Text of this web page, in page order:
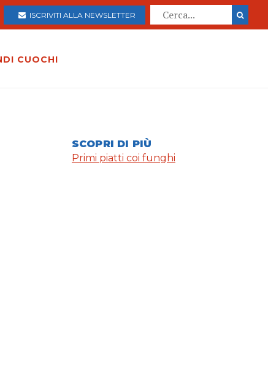
ISCRIVITI ALLA NEWSLETTER
CUOCHI
SCOPRI DI PIÙ
Primi piatti coi funghi